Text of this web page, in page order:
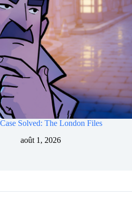
Case Solved: The London Files
août 1, 2026